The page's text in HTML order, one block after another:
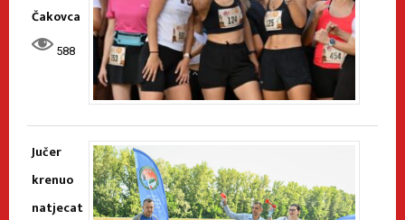
Čakovca
588
Jučer
krenuo
natjecat